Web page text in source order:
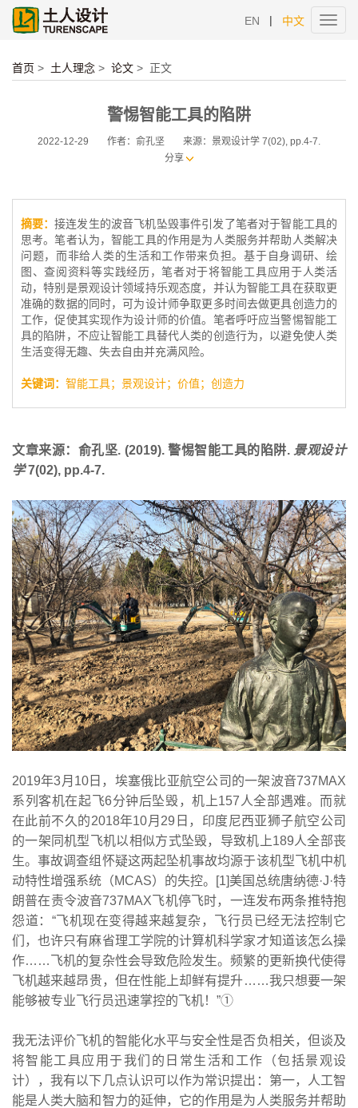
EN | 中文
首页 > 土人理念 > 论文 > 正文
警惕智能工具的陷阱
2022-12-29 作者：俞孔坚
来源：景观设计学 7(02), pp.4-7.
分享
摘要： 接连发生的波音飞机坠毁事件引发了笔者对于智能工具的
思考。笔者认为，智能工具的作用是为人类服务并帮助人类解决
问题，而非给人类的生活和工作带来负担。基于自身调研、绘
图、查阅资料等实践经历，笔者对于将智能工具应用于人类活
动，特别是景观设计领域持乐观态度，并认为智能工具在获取更
准确的数据的同时，可为设计师争取更多时间去做更具创造力的
工作，促使其实现作为设计师的价值。笔者呼吁应当警惕智能工
具的陷阱，不应让智能工具替代人类的创造行为，以避免使人类
生活变得无趣、失去自由并充满风险。
关键词： 智能工具；景观设计；价值；创造力
文章来源： 俞孔坚. (2019). 警惕智能工具的陷阱. 景观设计
学7(02), pp.4-7.
2019年3月10日，埃塞俄比亚航空公司的一架波音737MAX
系列客机在起飞6分钟后坠毁，机上157人全部遇难。而就
在此前不久的2018年10月29日，印度尼西亚狮子航空公司
的一架同机型飞机以相似方式坠毁，导致机上189人全部丧
生。事故调查组怀疑这两起坠机事故均源于该机型飞机中机
动特性增强系统（MCAS）的失控。[1]美国总统唐纳德·J·特
朗普在责令波音737MAX飞机停飞时，一连发布两条推特抱
怨道：“飞机现在变得越来越复杂，飞行员已经无法控制它
们，也许只有麻省理工学院的计算机科学家才知道该怎么操
作……飞机的复杂性会导致危险发生。频繁的更新换代使得
飞机越来越昂贵，但在性能上却鲜有提升……我只想要一架
能够被专业飞行员迅速掌控的飞机！”①
我无法评价飞机的智能化水平与安全性是否负相关，但谈及
将智能工具应用于我们的日常生活和工作（包括景观设
计），我有以下几点认识可以作为常识提出：第一，人工智
能是人类大脑和智力的延伸，它的作用是为人类服务并帮助